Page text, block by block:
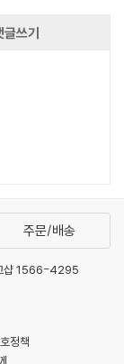
글쓰기
주문/배송
샵 1566-4295
정책